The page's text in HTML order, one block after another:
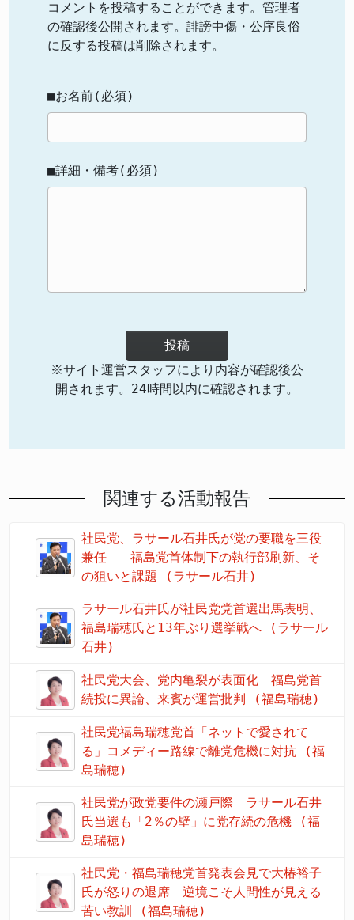
コメントを投稿することができます。管理者
の確認後公開されます。誹謗中傷・公序良俗
に反する投稿は削除されます。
■お名前(必須)
■詳細・備考(必須)
投稿
※サイト運営スタッフにより内容が確認後公
開されます。24時間以内に確認されます。
関連する活動報告
社民党、ラサール石井氏が党の要職を三役
兼任 - 福島党首体制下の執行部刷新、そ
の狙いと課題 (ラサール石井)
ラサール石井氏が社民党党首選出馬表明、
福島瑞穂氏と13年ぶり選挙戦へ (ラサール
石井)
社民党大会、党内亀裂が表面化 福島党首
続投に異論、来賓が運営批判 (福島瑞穂)
社民党福島瑞穂党首「ネットで愛されて
る」コメディー路線で離党危機に対抗 (福
島瑞穂)
社民党が政党要件の瀬戸際 ラサール石井
氏当選も「2％の壁」に党存続の危機 (福
島瑞穂)
社民党・福島瑞穂党首発表会見で大椿裕子
氏が怒りの退席 逆境こそ人間性が見える
苦い教訓 (福島瑞穂)